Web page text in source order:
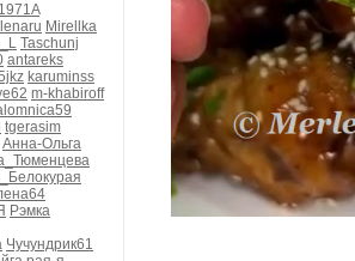
Mirellka
Taschunj
antareks
karuminss
m-khabiroff
tgerasim
Анна-Ольга
Рэмка
Чучундрик61